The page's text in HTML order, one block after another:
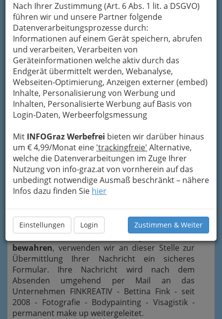
Nach Ihrer Zustimmung (Art. 6 Abs. 1 lit. a DSGVO)
führen wir und unsere Partner folgende
Datenverarbeitungsprozesse durch:
Informationen auf einem Gerät speichern, abrufen
und verarbeiten, Verarbeiten von
Geräteinformationen welche aktiv durch das
Endgerät übermittelt werden, Webanalyse,
Webseiten-Optimierung, Anzeigen externer (embed)
Inhalte, Personalisierung von Werbung und
Inhalten, Personalisierte Werbung auf Basis von
Login-Daten, Werbeerfolgsmessung
Mit INFOGraz Werbefrei bieten wir darüber hinaus
um € 4,99/Monat eine 'trackingfreie' Alternative,
welche die Datenverarbeitungen im Zuge Ihrer
Nutzung von info-graz.at von vornherein auf das
unbedingt notwendige Ausmaß beschränkt – nähere
Infos dazu finden Sie hier
Einstellungen Login Zustimmen & Weiter
Auch jedesPermanent-Make-up oder
Microbladingwird mit viel Feingefühl auf Deinen
Typ und Deine Wünsche abgestimmt. Ein
passendes Make-up bringt wunderschönen
Ausdruck und Selbstsicherheit. Bei einem
Fotoshooting von Frau zu Fraurückt Bettina
Dich in schmeichelndes Licht und zeigt Dir Deine
schönsten Seiten. Vielleicht auch mit einem
stilvollen Bodypainting. Melde Dich gerne zu
einer unverbindlichen Beratung.
Termine nach telefonischer Vereinbarung
Karte
Karte anzeigen
Kontaktaufnahme
Um die Info-Graz Firmen
vor Spam-Mails zu
bewahren, verwenden wir an dieser Stelle zur
Übermittlung Ihrer Nachricht ein sicheres
Formular. Ihre Nachricht wird nach dem
Absenden umgehend per Mail an das
Unternehmen FINKREATIV - Bettina Fink - seit
2008 - Fotografie - Bodypainting - Visagistik -
permanent make up weitergeleitet.